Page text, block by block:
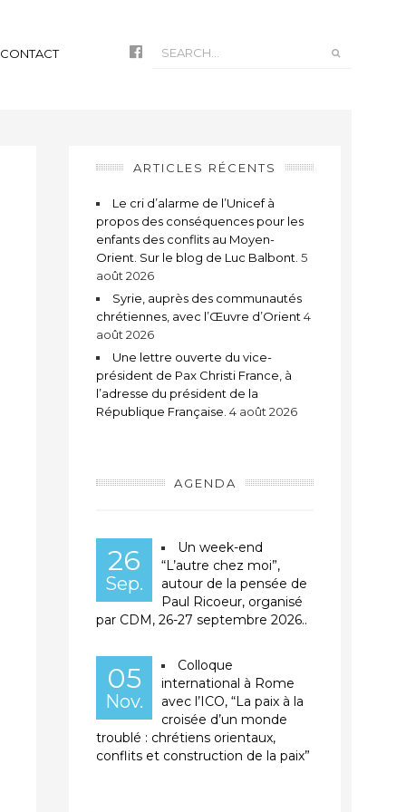
CONTACT
ARTICLES RÉCENTS
Le cri d’alarme de l’Unicef à
propos des conséquences pour les
enfants des conflits au Moyen-
Orient. Sur le blog de Luc Balbont. 5
août 2026
Syrie, auprès des communautés
chrétiennes, avec l’Œuvre d’Orient 4
août 2026
Une lettre ouverte du vice-
président de Pax Christi France, à
l’adresse du président de la
République Française. 4 août 2026
AGENDA
26
Sep.
Un week-end
“L’autre chez moi”,
autour de la pensée de
Paul Ricoeur, organisé
par CDM, 26-27 septembre 2026..
05
Nov.
Colloque
international à Rome
avec l’ICO, “La paix à la
croisée d’un monde
troublé : chrétiens orientaux,
conflits et construction de la paix”